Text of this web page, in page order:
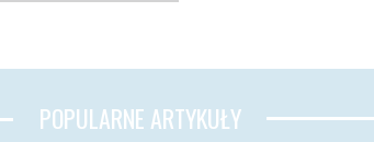
POPULARNE ARTYKUŁY